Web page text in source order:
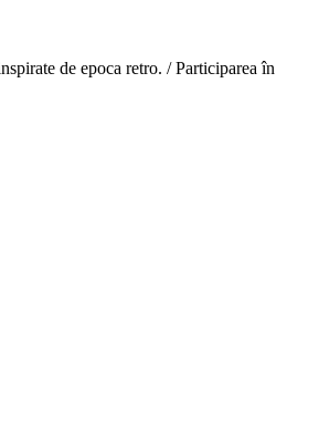
de epoca retro. / Participarea în